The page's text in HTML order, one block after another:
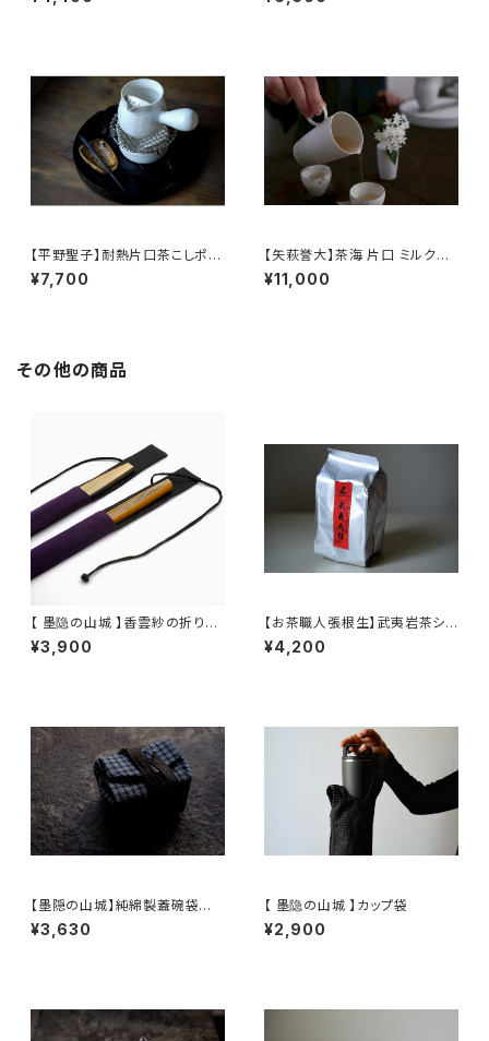
【平野聖子】耐熱片口茶こしポッ
ト / 【Masako Hirano】Heat-r
esistant spout tea strainer
¥7,700
【矢萩誉大】茶海 片口 ミルクピ
ッチャー / 【Takahiro Yahagi】
Fair cup Katakuchi Milk pit
¥11,000
その他の商品
【 墨隐の山城 】香雲紗の折りた
たみ扇子袋 / Xiangyun silk f
olding fan case
¥3,900
【お茶職人張根生】武夷岩茶シリ
¥4,200
【墨隠の山城】純綿製蓋碗袋内【
【 墨隐の山城 】香雲紗 植物染
仕覆 めカップ袋 【 Ink & Moun
¥3,630
【 墨隐の山城 】カップ袋
¥2,900